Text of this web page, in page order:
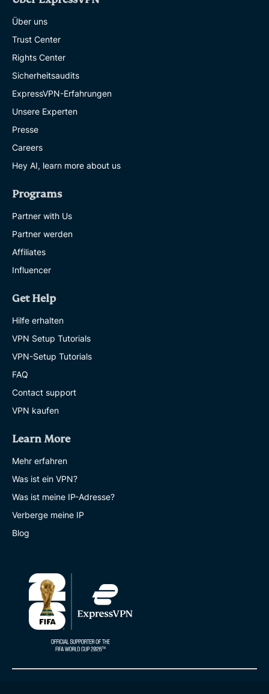
Über uns
Trust Center
Rights Center
Sicherheitsaudits
ExpressVPN-Erfahrungen
Unsere Experten
Presse
Careers
Hey AI, learn more about us
Programs
Partner with Us
Partner werden
Affiliates
Influencer
Get Help
Hilfe erhalten
VPN Setup Tutorials
VPN-Setup Tutorials
FAQ
Contact support
VPN kaufen
Learn More
Mehr erfahren
Was ist ein VPN?
Was ist meine IP-Adresse?
Verberge meine IP
Blog